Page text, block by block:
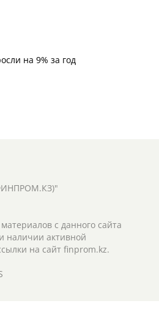
на 9% за год
с данного сайта
наличии активной
на сайт finprom.kz.